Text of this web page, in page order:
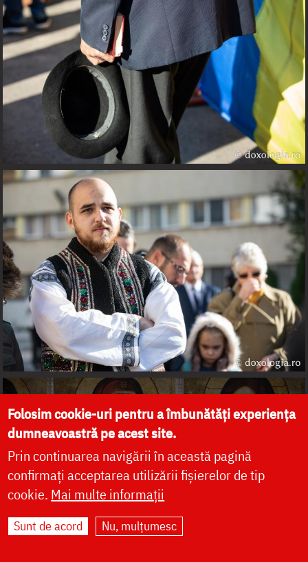
Folosim cookie-uri pentru a îmbunătăți experiența
dumneavoastră pe acest site.
Prin continuarea navigării în această pagină
confirmați acceptarea utilizării fișierelor de tip
cookie. Mai multe informații
Sunt de acord Nu, mulțumesc